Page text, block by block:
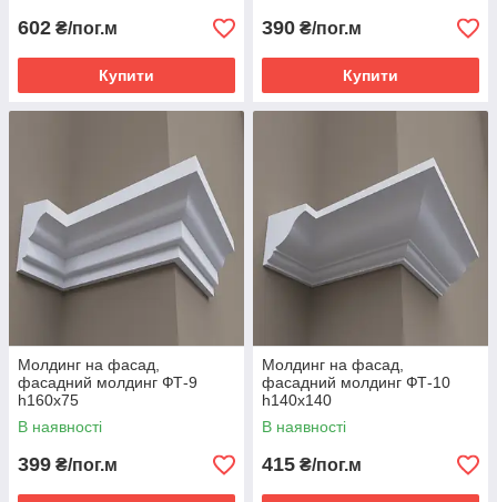
602 ₴/пог.м
Купити
390 ₴/пог.м
Купити
Молдинг на фасад,
фасадний молдинг ФТ-9
h160х75
В наявності
399 ₴/пог.м
Молдинг на фасад,
фасадний молдинг ФТ-10
h140х140
В наявності
415 ₴/пог.м